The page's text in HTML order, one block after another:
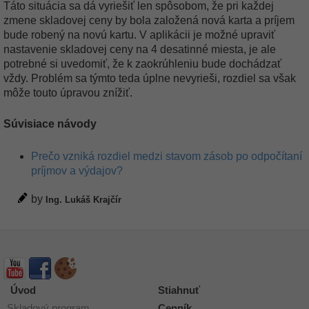
Táto situácia sa dá vyriešiť len spôsobom, že pri každej
zmene skladovej ceny by bola založená nová karta a príjem
bude robený na novú kartu. V aplikácii je možné upraviť
nastavenie skladovej ceny na 4 desatinné miesta, je ale
potrebné si uvedomiť, že k zaokrúhleniu bude dochádzať
vždy. Problém sa týmto teda úplne nevyrieši, rozdiel sa však
môže touto úpravou znížiť.
Súvisiace návody
Prečo vzniká rozdiel medzi stavom zásob po odpočítaní
príjmov a výdajov?
by Ing. Lukáš Krajčír
Úvod
Stiahnuť